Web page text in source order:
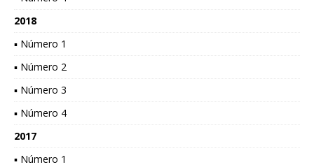
2018
▪ Número 1
▪ Número 2
▪ Número 3
▪ Número 4
2017
▪ Número 1